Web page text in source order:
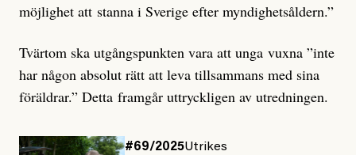
möjlighet att stanna i Sverige efter myndighetsåldern.”
Tvärtom ska utgångspunkten vara att unga vuxna ”inte
har någon absolut rätt att leva tillsammans med sina
föräldrar.” Detta framgår uttryckligen av utredningen.
#69/2025Utrikes